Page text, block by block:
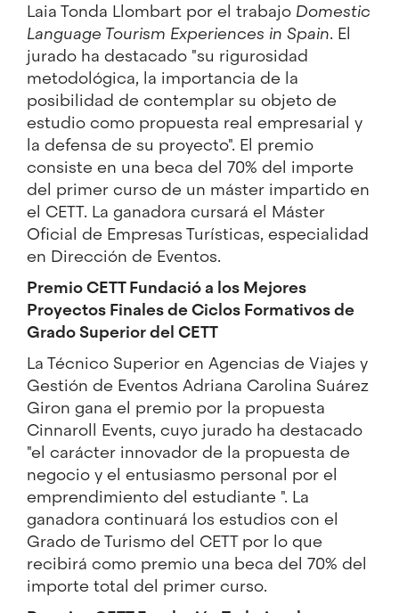
Laia Tonda Llombart por el trabajo Domestic
Language Tourism Experiences in Spain. El
jurado ha destacado "su rigurosidad
metodológica, la importancia de la
posibilidad de contemplar su objeto de
estudio como propuesta real empresarial y
la defensa de su proyecto". El premio
consiste en una beca del 70% del importe
del primer curso de un máster impartido en
el CETT. La ganadora cursará el Máster
Oficial de Empresas Turísticas, especialidad
en Dirección de Eventos.
Premio CETT Fundació a los Mejores
Proyectos Finales de Ciclos Formativos de
Grado Superior del CETT
La Técnico Superior en Agencias de Viajes y
Gestión de Eventos Adriana Carolina Suárez
Giron gana el premio por la propuesta
Cinnaroll Events, cuyo jurado ha destacado
"el carácter innovador de la propuesta de
negocio y el entusiasmo personal por el
emprendimiento del estudiante ". La
ganadora continuará los estudios con el
Grado de Turismo del CETT por lo que
recibirá como premio una beca del 70% del
importe total del primer curso.